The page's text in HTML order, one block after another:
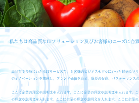
私たちは高品質なITソリューション及びお客様のニーズに合
高品質で多岐にわたるITサービスで、お客様のビジネスモデルに沿った最適なソ
のイノベーションを加速し、ブランド価値を高め、成長の促進、パフォーマンス
ここに企業の理念や説明文を入れます。ここに企業の理念や説明文を入れます。
の理念や説明文を入れます。ここに企業の理念や説明文を入れます。ここに企業